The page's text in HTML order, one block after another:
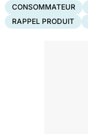
CONSOMMATEUR
RAPPEL PRODUIT